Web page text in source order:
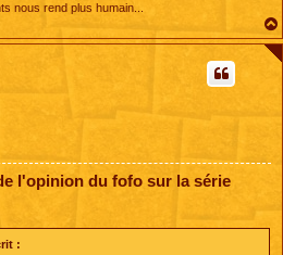
nous rend plus humain...
l'opinion du fofo sur la série
: